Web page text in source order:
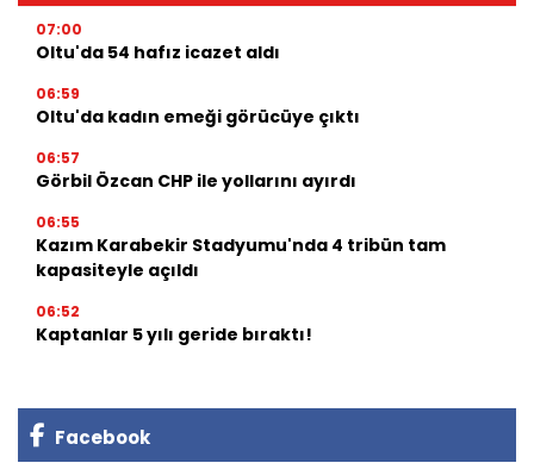
07:00
Oltu'da 54 hafız icazet aldı
06:59
Oltu'da kadın emeği görücüye çıktı
06:57
Görbil Özcan CHP ile yollarını ayırdı
06:55
Kazım Karabekir Stadyumu'nda 4 tribün tam
kapasiteyle açıldı
06:52
Kaptanlar 5 yılı geride bıraktı!
Facebook